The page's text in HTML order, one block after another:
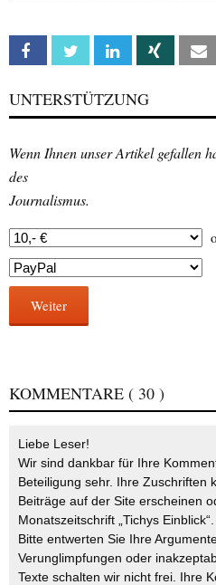
Facebook Twitter Linkedin Xing
UNTERSTÜTZUNG
Wenn Ihnen unser Artikel gefallen
des
Journalismus.
Weiter
KOMMENTARE ( 30 )
Liebe Leser!
Wir sind dankbar für Ihre
Beteiligung sehr. Ihre Zuschriften
Beiträge auf der Site erscheinen
Monatszeitschrift „Tichys Einblick“.
Bitte entwerten Sie Ihre
Verunglimpfungen oder
Texte schalten wir nicht frei. Ihre